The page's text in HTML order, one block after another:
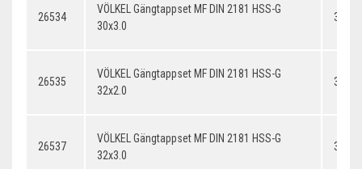
26534
VÖLKEL Gängtappset MF DIN 2181 HSS-G
30x3.0
26535
VÖLKEL Gängtappset MF DIN 2181 HSS-G
32x2.0
26537
VÖLKEL Gängtappset MF DIN 2181 HSS-G
32x3.0